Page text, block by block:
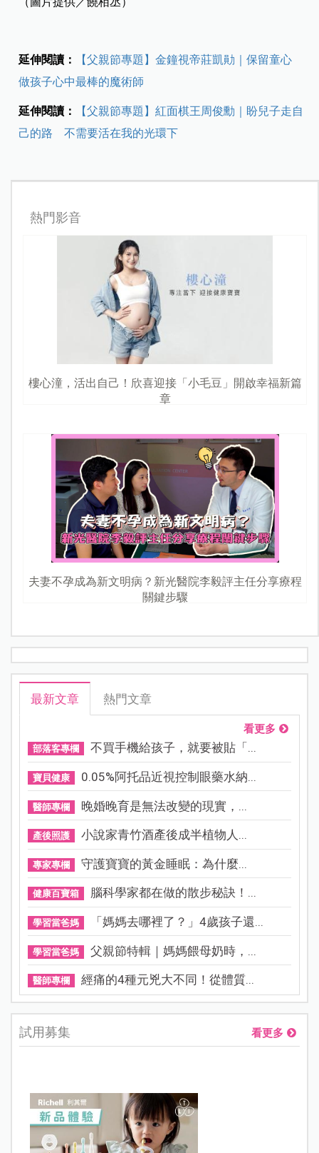
延伸閱讀：
【父親節專題】金鐘視帝莊凱勛｜保留童心
做孩子心中最棒的魔術師
延伸閱讀：
【父親節專題】紅面棋王周俊勳｜盼兒子走自
己的路 不需要活在我的光環下
熱門影音
樓心潼，活出自己！欣喜迎接「小毛豆」開啟幸福新篇
章
夫妻不孕成為新文明病？新光醫院李毅評主任分享療程
關鍵步驟
最新文章 熱門文章
看更多
部落客專欄 不買手機給孩子，就要被貼「...
寶貝健康 0.05%阿托品近視控制眼藥水納...
醫師專欄 晚婚晚育是無法改變的現實，...
產後照護 小說家青竹酒產後成半植物人...
專家專欄 守護寶寶的黃金睡眠：為什麼...
健康百寶箱 腦科學家都在做的散步秘訣！...
學習當爸媽 「媽媽去哪裡了？」4歲孩子還...
學習當爸媽 父親節特輯｜媽媽餵母奶時，...
醫師專欄 經痛的4種元兇大不同！從體質...
試用募集 看更多